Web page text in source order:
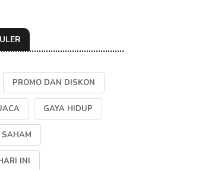
PROMO DAN DISKON
GAYA HIDUP
SAHAM
INI